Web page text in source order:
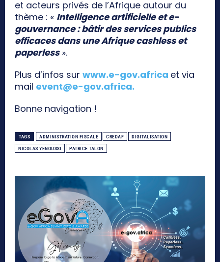
et acteurs privés de l’Afrique autour du
thème : « Intelligence artificielle et e-
gouvernance : bâtir des services publics
efficaces dans une Afrique cashless et
paperless».
Plus d’infos sur www.e-gov.africa et via
mail event@e-gov.africa.
Bonne navigation !
TAGS ADMINISTRATION FISCALE CREDAF DIGITALISATION
NICOLAS YENOUSSI PATRICE TALON